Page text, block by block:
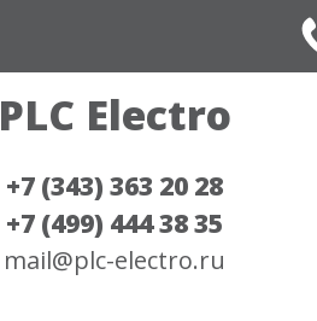
PLC Electro
+7 (343) 363 20 28
+7 (499) 444 38 35
mail@plc-electro.ru